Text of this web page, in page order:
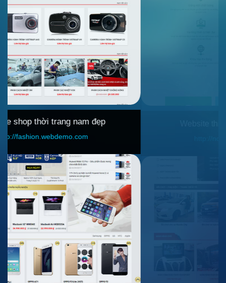
Website thiết kế, thi công nội thất
http://noithat.webdemo.com